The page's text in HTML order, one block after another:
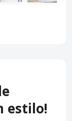
estilo!